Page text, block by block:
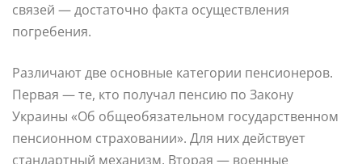
связей — достаточно факта осуществления
погребения.
Различают две основные категории пенсионеров.
Первая — те, кто получал пенсию по Закону
Украины «Об общеобязательном государственном
пенсионном страховании». Для них действует
стандартный механизм. Вторая — военные